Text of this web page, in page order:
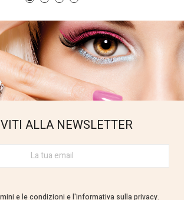
ALLA NEWSLETTER
e le condizioni e l'informativa sulla privacy.